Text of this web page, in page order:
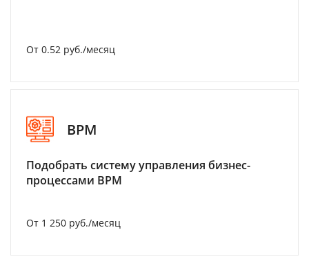
От 0.52 руб./месяц
BPM
Подобрать систему управления бизнес-
процессами BPM
От 1 250 руб./месяц